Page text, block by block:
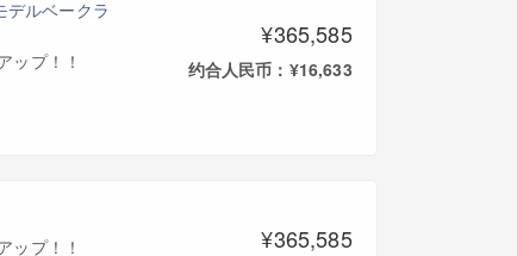
ルベークラ
ップ！！
¥365,585
约合人民币：¥16,633
ップ！！
¥365,585